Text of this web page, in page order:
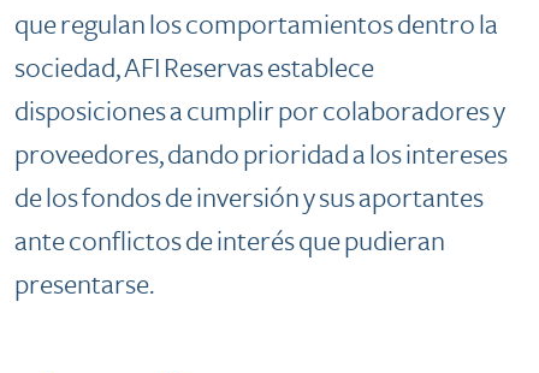
que regulan los comportamientos dentro la
sociedad, AFI Reservas establece
disposiciones a cumplir por colaboradores y
proveedores, dando prioridad a los intereses
de los fondos de inversión y sus aportantes
ante conflictos de interés que pudieran
presentarse.